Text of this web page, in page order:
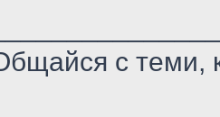
с теми,